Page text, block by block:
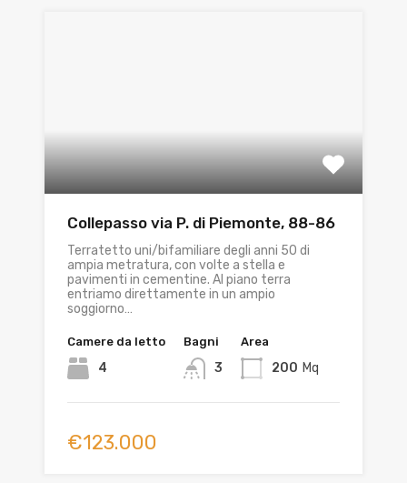
Collepasso via P. di Piemonte, 88-86
Terratetto uni/bifamiliare degli anni 50 di
ampia metratura, con volte a stella e
pavimenti in cementine. Al piano terra
entriamo direttamente in un ampio
soggiorno…
Camere da letto
4
Bagni
3
Area
200 Mq
€123.000